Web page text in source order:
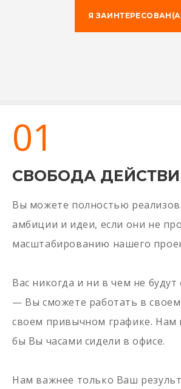
Я
01
СВОБОДА
Вы можете полностью
амбиции и идеи, если они не
масштабированию нашего
Вас никогда и ни в чем не
— Вы сможете работать в
своем привычном графике. Нам
бы Вы часами сидели в офисе.
Нам важнее только Ваш